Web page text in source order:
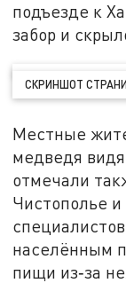
подъезде к
забор и
СКРИНШОТ
Местные
медведя
отмечали
Чистополье
населённым
пищи из‑за